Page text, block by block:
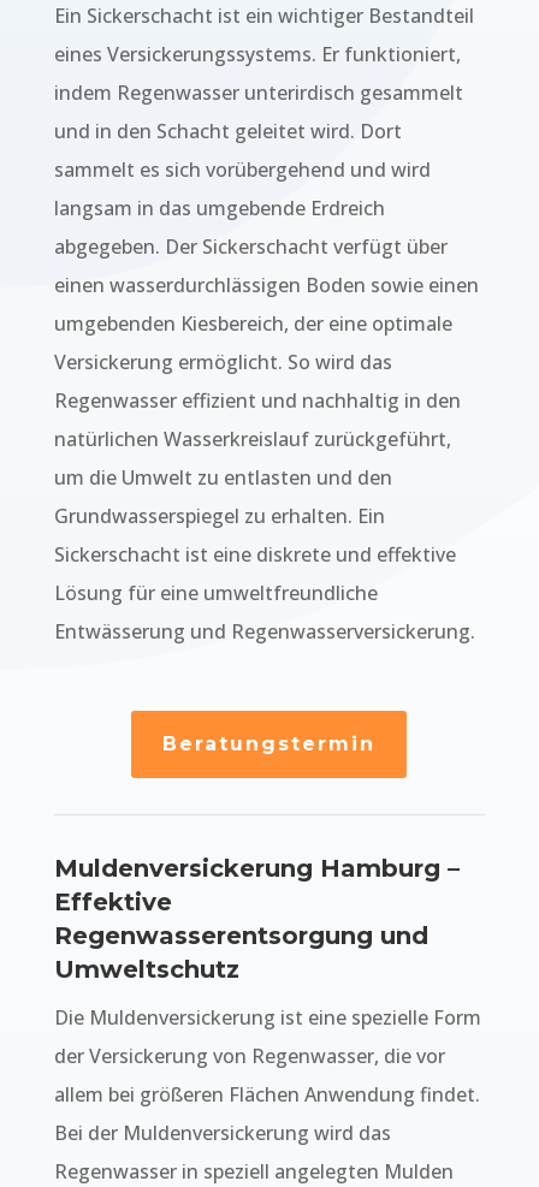
Ein Sickerschacht ist ein wichtiger Bestandteil
eines Versickerungssystems. Er funktioniert,
indem Regenwasser unterirdisch gesammelt
und in den Schacht geleitet wird. Dort
sammelt es sich vorübergehend und wird
langsam in das umgebende Erdreich
abgegeben. Der Sickerschacht verfügt über
einen wasserdurchlässigen Boden sowie einen
umgebenden Kiesbereich, der eine optimale
Versickerung ermöglicht. So wird das
Regenwasser effizient und nachhaltig in den
natürlichen Wasserkreislauf zurückgeführt,
um die Umwelt zu entlasten und den
Grundwasserspiegel zu erhalten. Ein
Sickerschacht ist eine diskrete und effektive
Lösung für eine umweltfreundliche
Entwässerung und Regenwasserversickerung.
Beratungstermin
Muldenversickerung Hamburg –
Effektive
Regenwasserentsorgung und
Umweltschutz
Die Muldenversickerung ist eine spezielle Form
der Versickerung von Regenwasser, die vor
allem bei größeren Flächen Anwendung findet.
Bei der Muldenversickerung wird das
Regenwasser in speziell angelegten Mulden